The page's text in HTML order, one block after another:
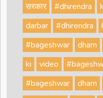
सरकार
#dhirendra
darbar
#dhirendra
#bageshwar
dham
ki
video
#bageshwar
dham